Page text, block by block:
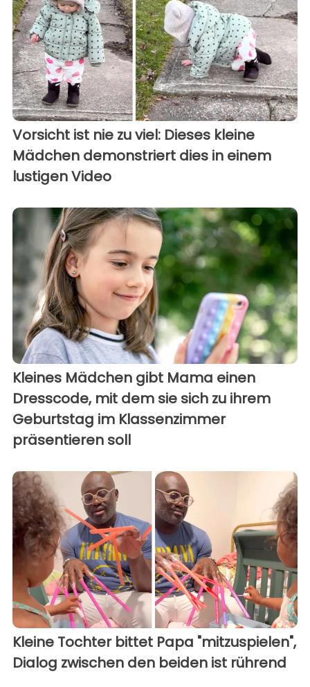
Vorsicht ist nie zu viel: Dieses kleine
Mädchen demonstriert dies in einem
lustigen Video
Kleines Mädchen gibt Mama einen
Dresscode, mit dem sie sich zu ihrem
Geburtstag im Klassenzimmer
präsentieren soll
Kleine Tochter bittet Papa "mitzuspielen",
Dialog zwischen den beiden ist rührend